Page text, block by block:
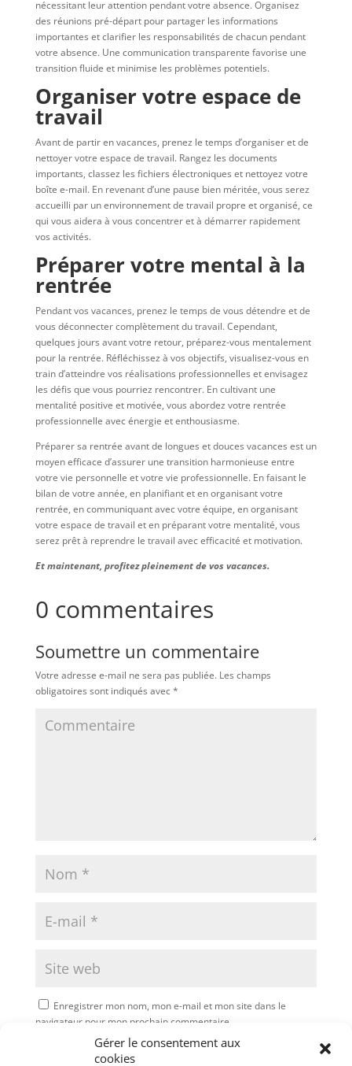
Gérer le consentement aux
cookies
nécessitant leur attention pendant votre absence. Organisez
des réunions pré-départ pour partager les informations
importantes et clarifier les responsabilités de chacun pendant
votre absence. Une communication transparente favorise une
transition fluide et minimise les problèmes potentiels.
Organiser votre espace de
travail
Avant de partir en vacances, prenez le temps d’organiser et de
nettoyer votre espace de travail. Rangez les documents
importants, classez les fichiers électroniques et nettoyez votre
boîte e-mail. En revenant d’une pause bien méritée, vous serez
accueilli par un environnement de travail propre et organisé, ce
qui vous aidera à vous concentrer et à démarrer rapidement
vos activités.
Préparer votre mental à la
rentrée
Pendant vos vacances, prenez le temps de vous détendre et de
vous déconnecter complètement du travail. Cependant,
quelques jours avant votre retour, préparez-vous mentalement
pour la rentrée. Réfléchissez à vos objectifs, visualisez-vous en
train d’atteindre vos réalisations professionnelles et envisagez
les défis que vous pourriez rencontrer. En cultivant une
mentalité positive et motivée, vous abordez votre rentrée
professionnelle avec énergie et enthousiasme.
Préparer sa rentrée avant de longues et douces vacances est un
moyen efficace d’assurer une transition harmonieuse entre
votre vie personnelle et votre vie professionnelle. En faisant le
bilan de votre année, en planifiant et en organisant votre
rentrée, en communiquant avec votre équipe, en organisant
votre espace de travail et en préparant votre mentalité, vous
serez prêt à reprendre le travail avec efficacité et motivation.
Et maintenant, profitez pleinement de vos vacances.
0 commentaires
Soumettre un commentaire
Votre adresse e-mail ne sera pas publiée.Les champs
obligatoires sont indiqués avec*
Enregistrer mon nom, mon e-mail et mon site dans le
navigateur pour mon prochain commentaire.
Soumettre le commentaire